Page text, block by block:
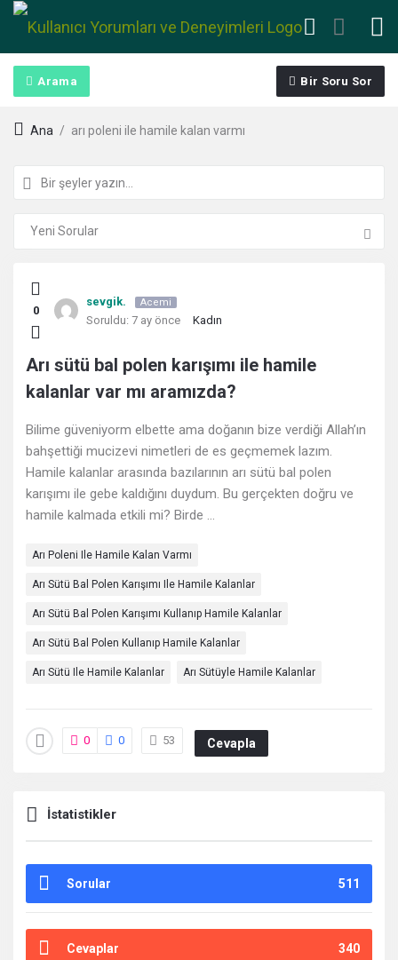
Arama Bir Soru Sor
Ana / arı poleni ile hamile kalan varmı
Kullanıcı
Yorumları
ve
Deneyimleri
En
sonuncu
Sorular
0
sevgik. Acemi
Soruldu: 7 ay önce Kadın
Arı sütü bal polen karışımı ile hamile
kalanlar var mı aramızda?
Bilime güveniyorm elbette ama doğanın bize verdiği Allah’ın
bahşettiği mucizevi nimetleri de es geçmemek lazım.
Hamile kalanlar arasında bazılarının arı sütü bal polen
karışımı ile gebe kaldığını duydum. Bu gerçekten doğru ve
hamile kalmada etkili mi? Birde ...
Arı Poleni Ile Hamile Kalan Varmı
Arı Sütü Bal Polen Karışımı Ile Hamile Kalanlar
Arı Sütü Bal Polen Karışımı Kullanıp Hamile Kalanlar
Arı Sütü Bal Polen Kullanıp Hamile Kalanlar
Arı Sütü Ile Hamile Kalanlar Arı Sütüyle Hamile Kalanlar
0 0 53 Cevapla
İstatistikler
Sorular 511
Cevaplar 340